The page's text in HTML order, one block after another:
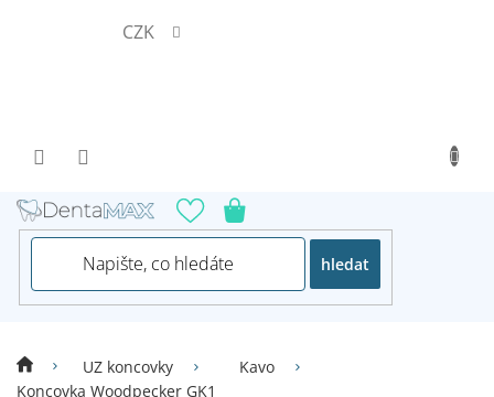
CZK
hledat
UZ koncovky
Kavo
Koncovka Woodpecker GK1